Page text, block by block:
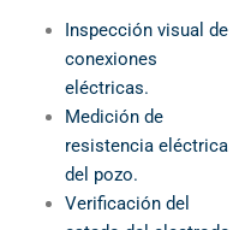
Inspección visual de
conexiones
eléctricas.
Medición de
resistencia eléctrica
del pozo.
Verificación del